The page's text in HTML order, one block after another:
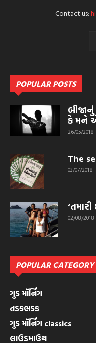
Contact us:
POPULAR POSTS
બીજાનું
કે મને
26/05/2018
The
03/07/2018
02/08/2018
POPULAR CATEGORY
ગુડ મૉર્નિંગ
તડકભડક
ગુડ મૉર્નિંગ classics
લાઉડમાઉથ